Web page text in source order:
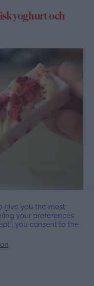
yoghurt och
jordgubbar
give you the most
your preferences
you consent to the